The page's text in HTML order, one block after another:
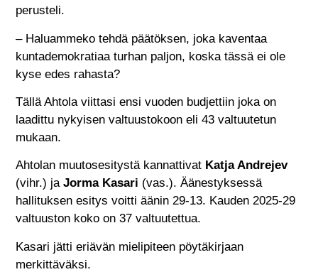
perusteli.
– Haluammeko tehdä päätöksen, joka kaventaa
kuntademokratiaa turhan paljon, koska tässä ei ole
kyse edes rahasta?
Tällä Ahtola viittasi ensi vuoden budjettiin joka on
laadittu nykyisen valtuustokoon eli 43 valtuutetun
mukaan.
Ahtolan muutosesitystä kannattivat Katja Andrejev
(vihr.) jaJorma Kasari (vas.). Äänestyksessä
hallituksen esitys voitti äänin 29-13. Kauden 2025-29
valtuuston koko on 37 valtuutettua.
Kasari jätti eriävän mielipiteen pöytäkirjaan
merkittäväksi.